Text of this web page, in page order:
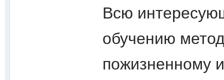
Всю
обучению
пожизненному